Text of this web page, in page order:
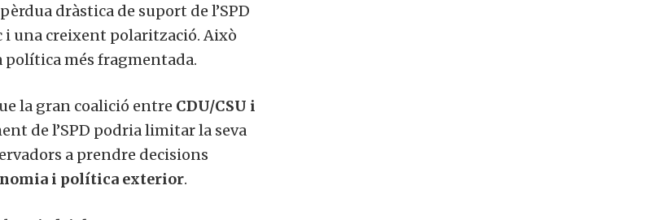
dràstica de suport de l’SPD
una creixent polarització. Això
política més fragmentada.
la gran coalició entre CDU/CSU i
de l’SPD podria limitar la seva
a prendre decisions
i política exterior.